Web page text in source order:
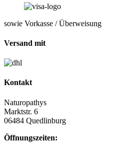
sowie Vorkasse / Überweisung
Versand mit
Kontakt
Naturopathys
Marktstr. 6
06484 Quedlinburg
Öffnungszeiten: